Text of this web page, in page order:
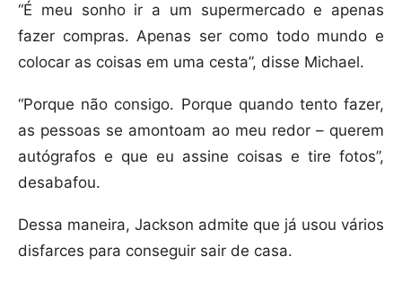
“É meu sonho ir a um supermercado e apenas
fazer compras. Apenas ser como todo mundo e
colocar as coisas em uma cesta”, disse Michael.
“Porque não consigo. Porque quando tento fazer,
as pessoas se amontoam ao meu redor – querem
autógrafos e que eu assine coisas e tire fotos”,
desabafou.
Dessa maneira, Jackson admite que já usou vários
disfarces para conseguir sair de casa.